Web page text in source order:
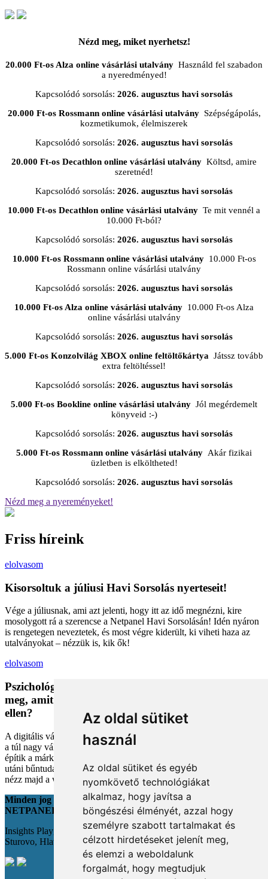
Az oldal sütiket
használ
Az oldal sütiket és egyéb
nyomkövető technológiákat
alkalmaz, hogy javítsa a
böngészési élményét, azzal hogy
személyre szabott tartalmakat és
célzott hirdetéseket jelenít meg,
és elemzi a weboldalunk
forgalmát, hogy megtudjuk
Nézd meg, miket nyerhetsz!
20.000 Ft-os Alza online vásárlási utalvány Használd fel szabadon
a nyeredményed!
Kapcsolódó sorsolás: 2026. augusztus havi sorsolás
20.000 Ft-os Rossmann online vásárlási utalványSzépségápolás,
kozmetikumok, élelmiszerek
Kapcsolódó sorsolás: 2026. augusztus havi sorsolás
20.000 Ft-os Decathlon online vásárlási utalvány Költsd, amire
szeretnéd!
Kapcsolódó sorsolás: 2026. augusztus havi sorsolás
10.000 Ft-os Decathlon online vásárlási utalvány Te mit vennél a
10.000 Ft-ból?
Kapcsolódó sorsolás: 2026. augusztus havi sorsolás
10.000 Ft-os Rossmann online vásárlási utalvány10.000 Ft-os
Rossmann online vásárlási utalvány
Kapcsolódó sorsolás: 2026. augusztus havi sorsolás
10.000 Ft-os Alza online vásárlási utalvány 10.000 Ft-os Alza
online vásárlási utalvány
Kapcsolódó sorsolás: 2026. augusztus havi sorsolás
5.000 Ft-os Konzolvilág XBOX online feltöltőkártya Játssz tovább
extra feltöltéssel!
Kapcsolódó sorsolás: 2026. augusztus havi sorsolás
5.000 Ft-os Bookline online vásárlási utalvány Jól megérdemelt
könyveid :-)
Kapcsolódó sorsolás: 2026. augusztus havi sorsolás
5.000 Ft-os Rossmann online vásárlási utalvány Akár fizikai
üzletben is elköltheted!
Kapcsolódó sorsolás: 2026. augusztus havi sorsolás
Nézd meg a nyereményeket!
Friss híreink
elolvasom
Kisorsoltuk a júliusi Havi Sorsolás nyerteseit!
Vége a júliusnak, ami azt jelenti, hogy itt az idő megnézni, kire
mosolygott rá a szerencse a Netpanel Havi Sorsolásán! Idén nyáron
is rengetegen neveztetek, és most végre kiderült, ki viheti haza az
utalványokat – nézzük is, kik ők!
elolvasom
Pszichológiai trükkök a kosárban: Miért vesszük
meg, amit megveszünk, és mit tehetünk a bűntudat
ellen?
A digitális vásárlás kényelmes, de tele van pszichológiai csapdákkal
a túl nagy választéktól a hosszas böngészésig. Megmutatjuk, hogyan
építik a márkák a bizalmadat online, és miként kerüld el a vásárlás
utáni bűntudatot tudatos döntésekkel. Készülj fel, hogy máshogy
nézz majd a webshopokra!
Minden jog fenntartva
NETPANEL
Insights Playground s.r.o.;
Sturovo, Hlavná 22., 943 01